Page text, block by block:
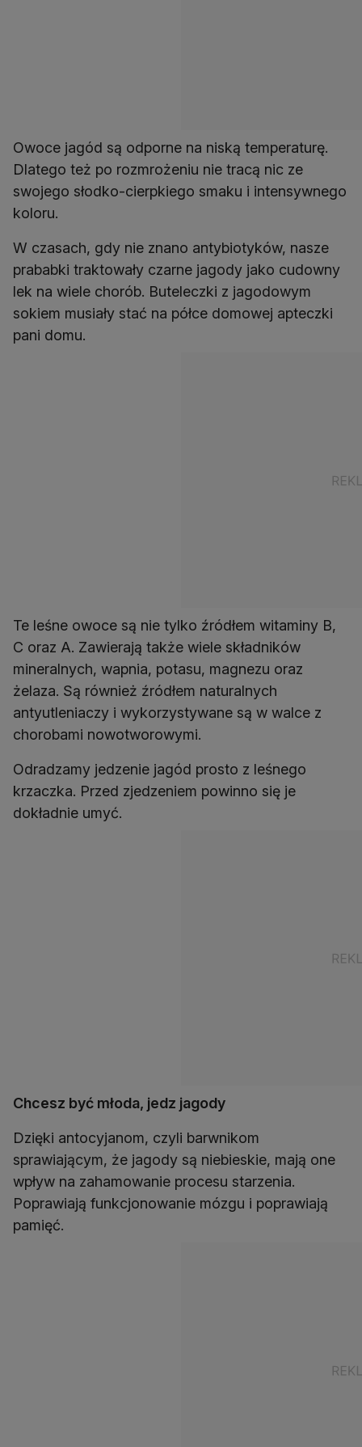
Owoce jagód są odporne na niską temperaturę.
Dlatego też po rozmrożeniu nie tracą nic ze
swojego słodko-cierpkiego smaku i intensywnego
koloru.
W czasach, gdy nie znano antybiotyków, nasze
prababki traktowały czarne jagody jako cudowny
lek na wiele chorób. Buteleczki z jagodowym
sokiem musiały stać na półce domowej apteczki
pani domu.
Te leśne owoce są nie tylko źródłem witaminy B,
C oraz A. Zawierają także wiele składników
mineralnych, wapnia, potasu, magnezu oraz
żelaza. Są również źródłem naturalnych
antyutleniaczy i wykorzystywane są w walce z
chorobami nowotworowymi.
Odradzamy jedzenie jagód prosto z leśnego
krzaczka. Przed zjedzeniem powinno się je
dokładnie umyć.
Chcesz być młoda, jedz jagody
Dzięki antocyjanom, czyli barwnikom
sprawiającym, że jagody są niebieskie, mają one
wpływ na zahamowanie procesu starzenia.
Poprawiają funkcjonowanie mózgu i poprawiają
pamięć.